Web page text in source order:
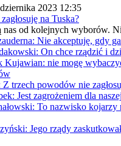
2023 12:35
na Tuska?
nas od kolejnych wyborów.
Nie akceptuję, gdy
On chce rządzić i
Kujawian: nie mogę
trzech powodów nie
Jest zagrożeniem dla
To nazwisko kojarzy
Jego rządy